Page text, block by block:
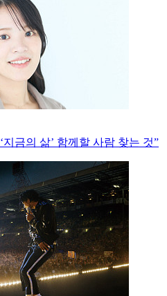
지금의 삶’ 함께할 사람 찾는 것”